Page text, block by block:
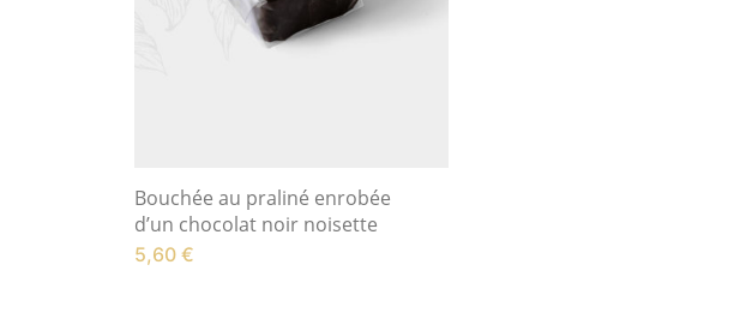
Bouchée au praliné enrobée
d’un chocolat noir noisette
5,60 €